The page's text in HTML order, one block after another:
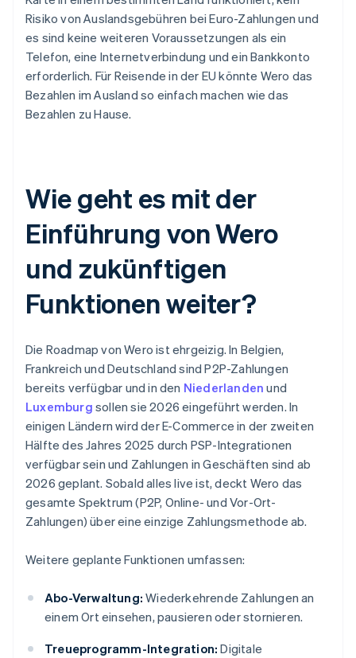
Risiko von Auslandsgebühren bei Euro-Zahlungen und
es sind keine weiteren Voraussetzungen als ein
Telefon, eine Internetverbindung und ein Bankkonto
erforderlich. Für Reisende in der EU könnte Wero das
Bezahlen im Ausland so einfach machen wie das
Bezahlen zu Hause.
Wie geht es mit der
Einführung von Wero
und zukünftigen
Funktionen weiter?
Die Roadmap von Wero ist ehrgeizig. In Belgien,
Frankreich und Deutschland sind P2P-Zahlungen
bereits verfügbar und in den Niederlanden und
Luxemburg sollen sie 2026 eingeführt werden. In
einigen Ländern wird der E-Commerce in der zweiten
Hälfte des Jahres 2025 durch PSP-Integrationen
verfügbar sein und Zahlungen in Geschäften sind ab
2026 geplant. Sobald alles live ist, deckt Wero das
gesamte Spektrum (P2P, Online- und Vor-Ort-
Zahlungen) über eine einzige Zahlungsmethode ab.
Weitere geplante Funktionen umfassen:
Abo-Verwaltung: Wiederkehrende Zahlungen an
einem Ort einsehen, pausieren oder stornieren.
Treueprogramm-Integration: Digitale